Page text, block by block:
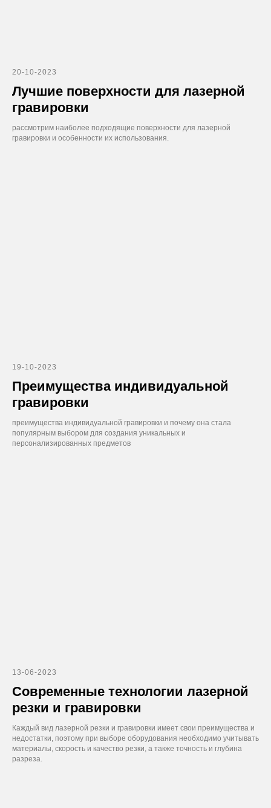
20-10-2023
Лучшие поверхности для лазерной
гравировки
рассмотрим наиболее подходящие поверхности для лазерной
гравировки и особенности их использования.
19-10-2023
Преимущества индивидуальной
гравировки
преимущества индивидуальной гравировки и почему она стала
популярным выбором для создания уникальных и
персонализированных предметов
13-06-2023
Современные технологии лазерной
резки и гравировки
Каждый вид лазерной резки и гравировки имеет свои преимущества и
недостатки, поэтому при выборе оборудования необходимо учитывать
материалы, скорость и качество резки, а также точность и глубина
разреза.